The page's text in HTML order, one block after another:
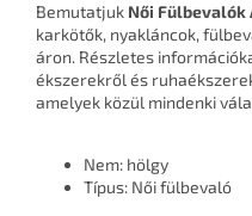
Bemutatjuk Női Fülbevalók
karkötők, nyakláncok,
áron. Részletes
ékszerekről és
amelyek közül mindenki
Nem: hölgy
Típus: Női fülbevaló